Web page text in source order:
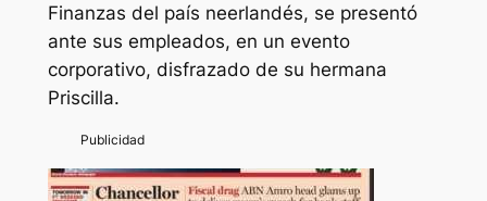
Finanzas del país neerlandés, se presentó
ante sus empleados, en un evento
corporativo, disfrazado de su hermana
Priscilla.